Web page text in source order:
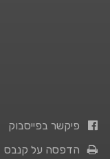
פיקשר בפייסבוק
הדפסה על קנבס